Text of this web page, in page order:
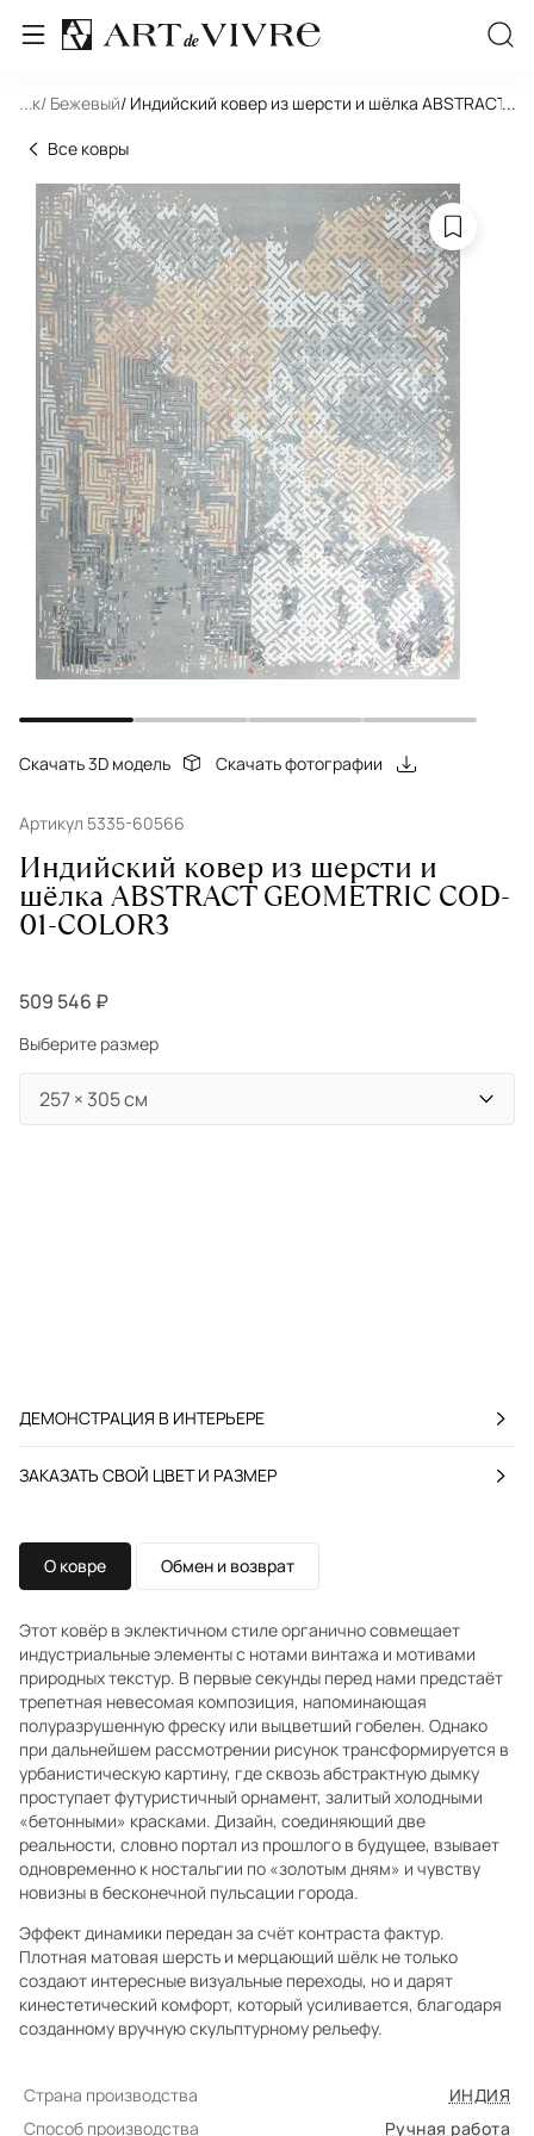
... / Бежевый/ Индийский ковер из шерсти и шёлка ABSTRACT...
Все ковры
Скачать 3D модель Скачать фотографии
Артикул 5335-60566
Индийский ковер из шерсти и
шёлка ABSTRACT GEOMETRIC COD-
01-COLOR3
509 546 ₽
Выберите размер
ДЕМОНСТРАЦИЯ В ИНТЕРЬЕРЕ
ЗАКАЗАТЬ СВОЙ ЦВЕТ И РАЗМЕР
О ковре Обмен и возврат
Этот ковёр в эклектичном стиле органично совмещает
индустриальные элементы с нотами винтажа и мотивами
природных текстур. В первые секунды перед нами предстаёт
трепетная невесомая композиция, напоминающая
полуразрушенную фреску или выцветший гобелен. Однако
при дальнейшем рассмотрении рисунок трансформируется в
урбанистическую картину, где сквозь абстрактную дымку
проступает футуристичный орнамент, залитый холодными
«бетонными» красками. Дизайн, соединяющий две
реальности, словно портал из прошлого в будущее, взывает
одновременно к ностальгии по «золотым дням» и чувству
новизны в бесконечной пульсации города.
Эффект динамики передан за счёт контраста фактур.
Плотная матовая шерсть и мерцающий шёлк не только
создают интересные визуальные переходы, но и дарят
кинестетический комфорт, который усиливается, благодаря
созданному вручную скульптурному рельефу.
Страна производства
ИНДИЯ
Способ производства
Ручная работа